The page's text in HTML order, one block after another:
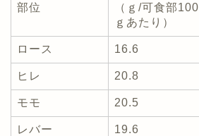
部位
（ｇ/可食部100
ｇあたり）
ロース 16.6
ヒレ 20.8
モモ 20.5
レバー 19.6